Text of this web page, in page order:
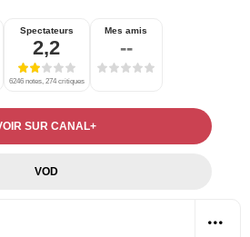
Spectateurs
2,2
6246 notes, 274 critiques
Mes amis
--
SUR CANAL+
VOD